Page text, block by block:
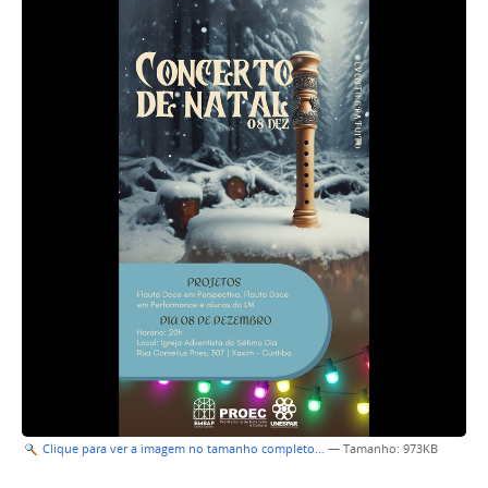
Clique para ver a imagem no tamanho completo… — Tamanho: 973KB